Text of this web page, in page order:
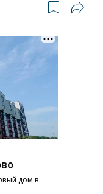
дом в